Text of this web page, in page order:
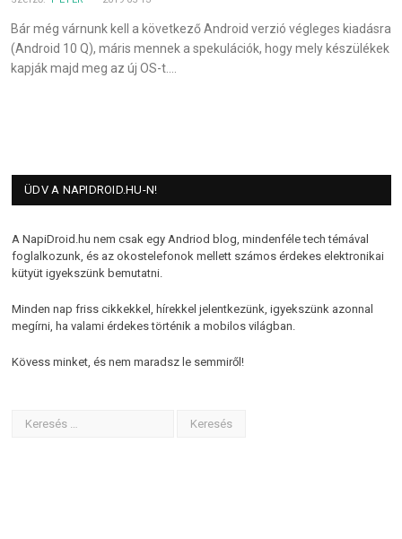
Bár még várnunk kell a következő Android verzió végleges kiadásra
(Android 10 Q), máris mennek a spekulációk, hogy mely készülékek
kapják majd meg az új OS-t.…
ÜDV A NAPIDROID.HU-N!
A NapiDroid.hu nem csak egy Andriod blog, mindenféle tech témával
foglalkozunk, és az okostelefonok mellett számos érdekes elektronikai
kütyüt igyekszünk bemutatni.
Minden nap friss cikkekkel, hírekkel jelentkezünk, igyekszünk azonnal
megírni, ha valami érdekes történik a mobilos világban.
Kövess minket, és nem maradsz le semmiről!